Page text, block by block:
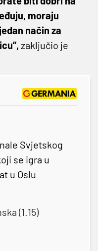
moraju
način za
zaključio je
Svjetskog
se igra u
u Oslu
(1.15)